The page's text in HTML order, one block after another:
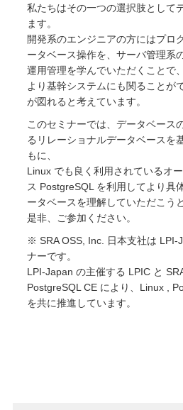
私たちはその一つの選択肢として
ます。
開発系のエンジニアの方にはプロ
ータベース操作を、サーバ管理系
運用管理を学んでいただくことで、
より基幹システムにも関ることが
が図れると考えています。
このセミナーでは、データベース
るリレーショナルデータベースを
もに、
Linux でも良く利用されているオ
ス PostgreSQL を利用してより具
ータベースを理解していただこう
是非、ご参加ください。
※ SRA OSS, Inc. 日本支社は LPI-
ナーです。
LPI-Japan の主催する LPIC と
PostgreSQL CE により、Linux ,
を共に推進しています。